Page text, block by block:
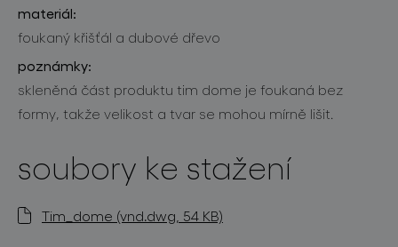
materiál:
foukaný křišťál a dubové dřevo
poznámky:
skleněná část produktu tim dome je foukaná bez
formy, takže velikost a tvar se mohou mírně lišit.
soubory ke stažení
Tim_dome (vnd.dwg, 54 KB)